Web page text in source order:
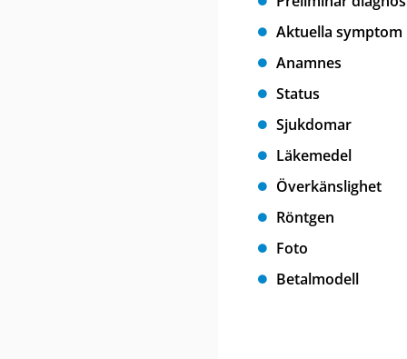
Aktuella symptom
Anamnes
Status
Sjukdomar
Läkemedel
Överkänslighet
Röntgen
Foto
Betalmodell